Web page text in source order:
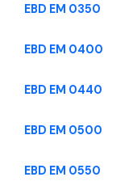
EBD EM 0350
EBD EM 0400
EBD EM 0440
EBD EM 0500
EBD EM 0550